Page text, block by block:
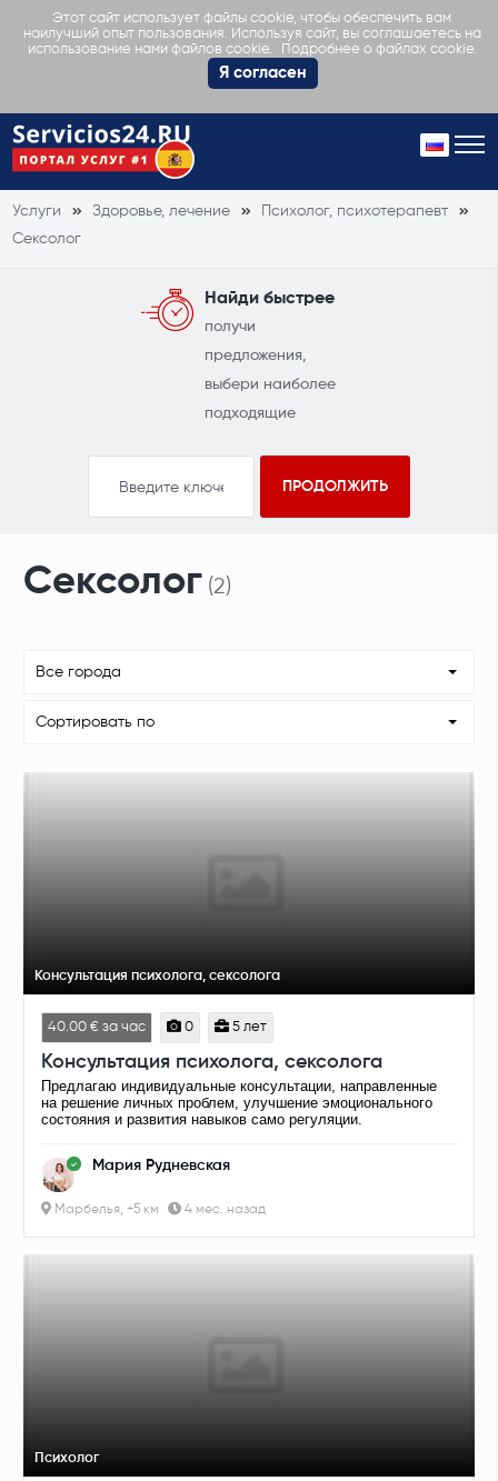
Этот сайт использует файлы cookie, чтобы обеспечить вам
наилучший опыт пользования. Используя сайт, вы соглашаетесь на
использование нами файлов cookie.
Подробнее о файлах cookie.
Я согласен
Услуги Здоровье, лечение
Психолог, психотерапевт
Сексолог
Найди быстрее
получи
предложения,
выбери наиболее
подходящие
Сексолог (2)
Все города
Сортировать по
Консультация психолога, сексолога
40.00 € за час 0 5 лет
Консультация психолога, сексолога
Предлагаю индивидуальные консультации, направленные
на решение личных проблем, улучшение эмоционального
состояния и развития навыков само регуляции.
Мария Рудневская
Марбелья, +5 км 4 мес. назад
Психолог